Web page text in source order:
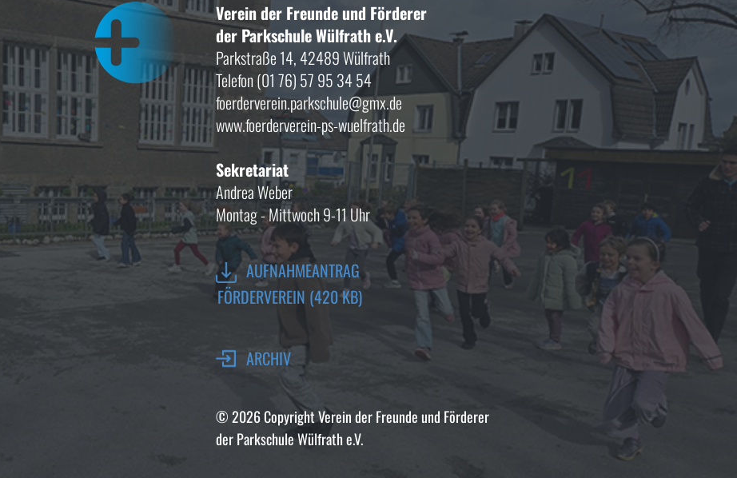
Verein der Freunde und Förderer
der Parkschule Wülfrath e.V.
Parkstraße 14, 42489 Wülfrath
Telefon (01 76) 57 95 34 54
foerderverein.parkschule@gmx.de
www.foerderverein-ps-wuelfrath.de
Sekretariat
Andrea Weber
Montag - Mittwoch 9-11 Uhr
​AUFNAHMEANTRAG
FÖRDERVEREIN (420 KB)
ARCHIV
© 2026 Copyright ​Verein der Freunde und Förderer
der Parkschule Wülfrath e.V.